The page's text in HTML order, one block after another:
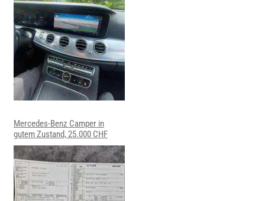
Mercedes-Benz Camper in
gutem Zustand, 25.000 CHF